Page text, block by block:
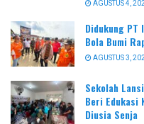
AGUSTUS 4,
Didukung PT
Bola Bumi
AGUSTUS 3,
Sekolah
Beri Edukasi
Diusia Senja